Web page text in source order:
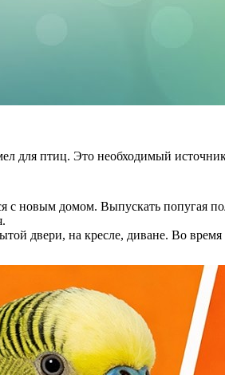
для птиц. Это необходимый
новым домом. Выпускать попугая
двери, на кресле, диване. Во